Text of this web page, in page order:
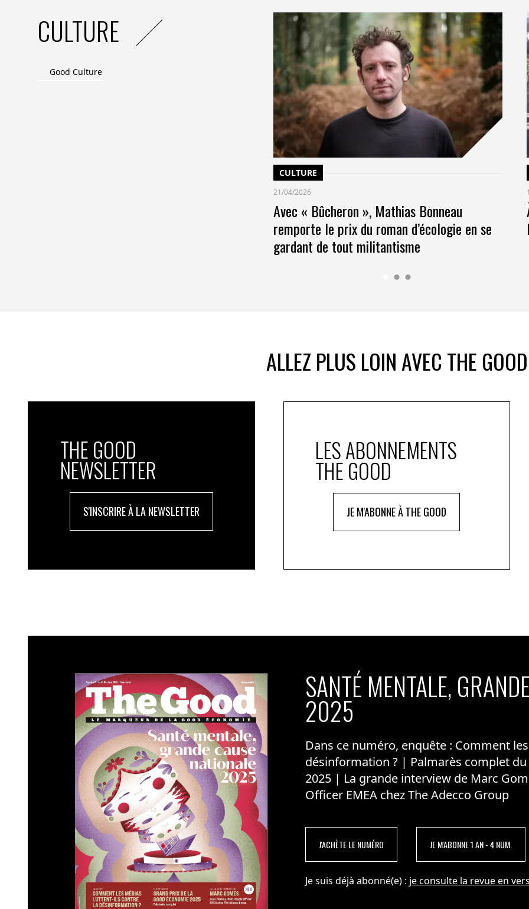
CULTURE
Good Culture
CULTURE
21/04/2026
Avec « Bûcheron », Mathias Bonneau
remporte le prix du roman d’écologie en se
gardant de tout militantisme
ALLEZ PLUS LOIN AVEC THE GOOD
THE GOOD
NEWSLETTER
S'INSCRIRE À LA NEWSLETTER
LES ABONNEMENTS
THE GOOD
JE M'ABONNE À THE GOOD
SANTÉ MENTALE,
2025
Dans ce numéro, enquête : Comment
désinformation ? | Palmarès complet
2025 | La grande interview de Marc
Officer EMEA chez The Adecco Group
J'ACHÈTE LE NUMÉRO JE M'ABONNE 1 AN - 4 NUM.
Je suis déjà abonné(e) : je consulte la revue en